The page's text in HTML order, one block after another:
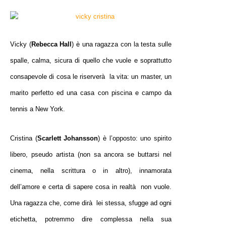
Vicky (Rebecca Hall) è una ragazza con la testa sulle
spalle, calma, sicura di quello che vuole e soprattutto
consapevole di cosa le riserverà la vita: un master, un
marito perfetto ed una casa con piscina e campo da
tennis a New York.
Cristina (Scarlett Johansson) è l’opposto: uno spirito
libero, pseudo artista (non sa ancora se buttarsi nel
cinema, nella scrittura o in altro), innamorata
dell’amore e certa di sapere cosa in realtà non vuole.
Una ragazza che, come dirà lei stessa, sfugge ad ogni
etichetta, potremmo dire complessa nella sua